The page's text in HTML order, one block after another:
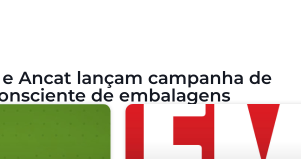
Ancat lançam campanha de
de embalagens